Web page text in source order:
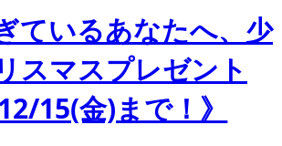
ているあなたへ、少
スマスプレゼント
12/15(金)まで！》